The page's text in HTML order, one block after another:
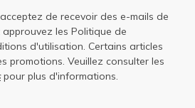
de recevoir des e-mails de
les Politique de
d'utilisation . Certains articles
promotions. Veuillez consulter les
pour plus d'informations.